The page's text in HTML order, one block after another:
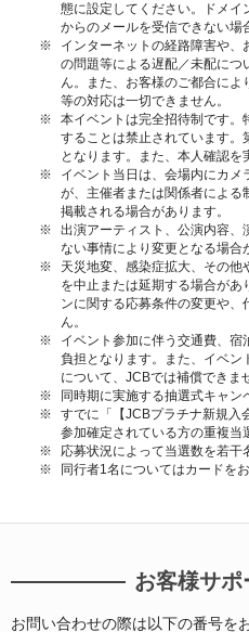
態に設定してください。ドメ
からのメールを受信できない場
インターネットの経路障害や
の問題等による遅配／未配に
ん。また、お客様のご都合に
等の対応は一切できません。
本イベントは完全招待制です。
することは禁止されています。
となります。また、本人確認を
イベント当日は、会場内にカ
が、主催者または関係者による
掲載される場合があります。
出演アーティスト、公演内容、
ない事情により変更となる場合
天災地変、感染症拡大、その他
を中止または延期する場合が
ンに関する応募条件の変更や
ん。
イベント参加に伴う交通費、
負担となります。また、イベン
について、JCBでは補償できま
同時期に実施する抽選式キャン
すでに「【JCBプラチナ新規入
参加確定されている方の重複当
応募状況によって当選数を若干
同行者1名についてはカードを
お客様サ
お問い合わせの際は以下の番号を